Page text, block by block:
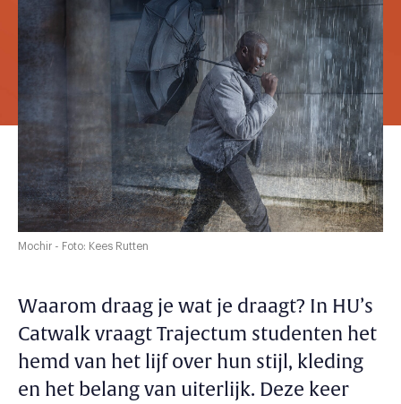
Mochir - Foto: Kees Rutten
Waarom draag je wat je draagt? In HU’s
Catwalk vraagt Trajectum studenten het
hemd van het lijf over hun stijl, kleding
en het belang van uiterlijk. Deze keer